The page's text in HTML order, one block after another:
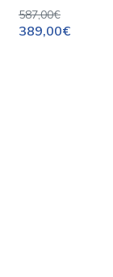
587,00€
389,00€